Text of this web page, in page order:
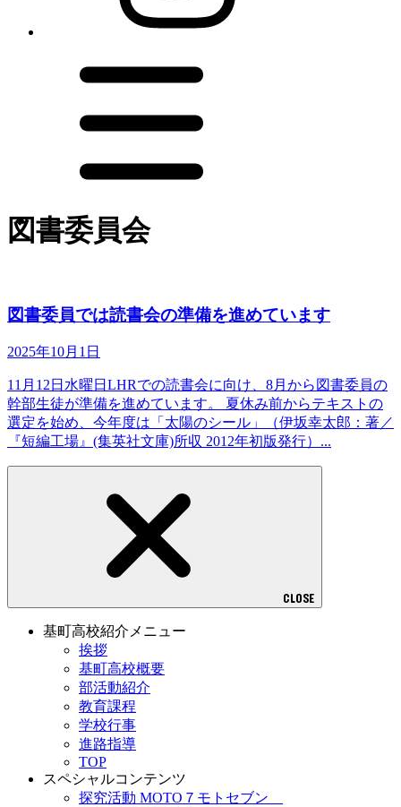
図書委員会
図書委員では読書会の準備を進めています
2025年10月1日
11月12日水曜日LHRでの読書会に向け、8月から図書委員の
幹部生徒が準備を進めています。 夏休み前からテキストの
選定を始め、今年度は「太陽のシール」（伊坂幸太郎：著／
『短編工場』(集英社文庫)所収 2012年初版発行）...
CLOSE
基町高校紹介メニュー
挨拶
基町高校概要
部活動紹介
教育課程
学校行事
進路指導
TOP
スペシャルコンテンツ
探究活動 MOTO７モトセブン